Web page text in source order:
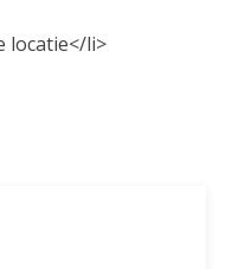
locatie</li>